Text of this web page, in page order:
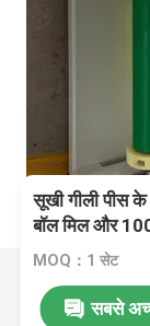
सूखी गीली पीस के
बॉल मिल और
MOQ：1 सेट
सबसे